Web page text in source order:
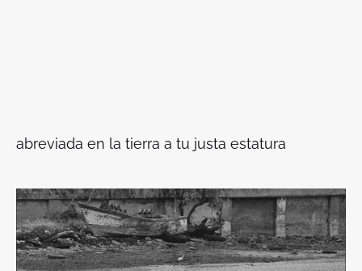
abreviada en la tierra a tu justa estatura